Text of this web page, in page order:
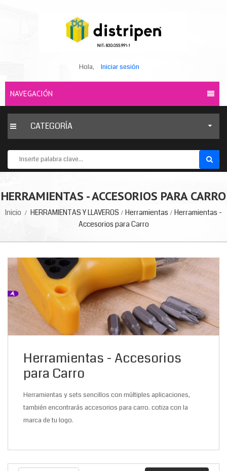
Hola, Iniciar sesión
NAVEGACIÓN
CATEGORÍA
HERRAMIENTAS - ACCESORIOS PARA CARRO
Inicio HERRAMIENTAS Y LLAVEROS Herramientas
Herramientas -
Accesorios para Carro
Herramientas - Accesorios
para Carro
Herramientas y sets sencillos con múltiples aplicaciones,
también encontrarás accesorios para carro. cotiza con la
marca de tu logo.